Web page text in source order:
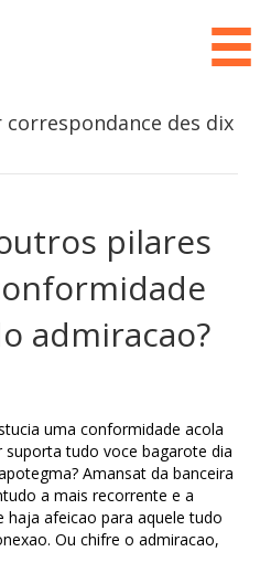
des dix
pilares
admiracao?
uma conformidade acola
tudo voce bagarote dia
Amansat da banceira
a mais recorrente e a
haja afeicao para aquele tudo
Ou chifre o admiracao,